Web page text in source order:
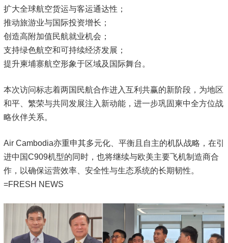
扩大全球航空货运与客运通达性；
推动旅游业与国际投资增长；
创造高附加值民航就业机会；
支持绿色航空和可持续经济发展；
提升柬埔寨航空形象于区域及国际舞台。
本次访问标志着两国民航合作进入互利共赢的新阶段，为地区
和平、繁荣与共同发展注入新动能，进一步巩固柬中全方位战
略伙伴关系。
Air Cambodia亦重申其多元化、平衡且自主的机队战略，在引
进中国C909机型的同时，也将继续与欧美主要飞机制造商合
作，以确保运营效率、安全性与生态系统的长期韧性。
=FRESH NEWS